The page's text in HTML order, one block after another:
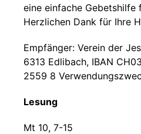
eine einfache Gebetshilfe
Herzlichen Dank für Ihre
Empfänger: Verein der
6313 Edlibach, IBAN
2559 8
Lesung
Mt 10, 7-15